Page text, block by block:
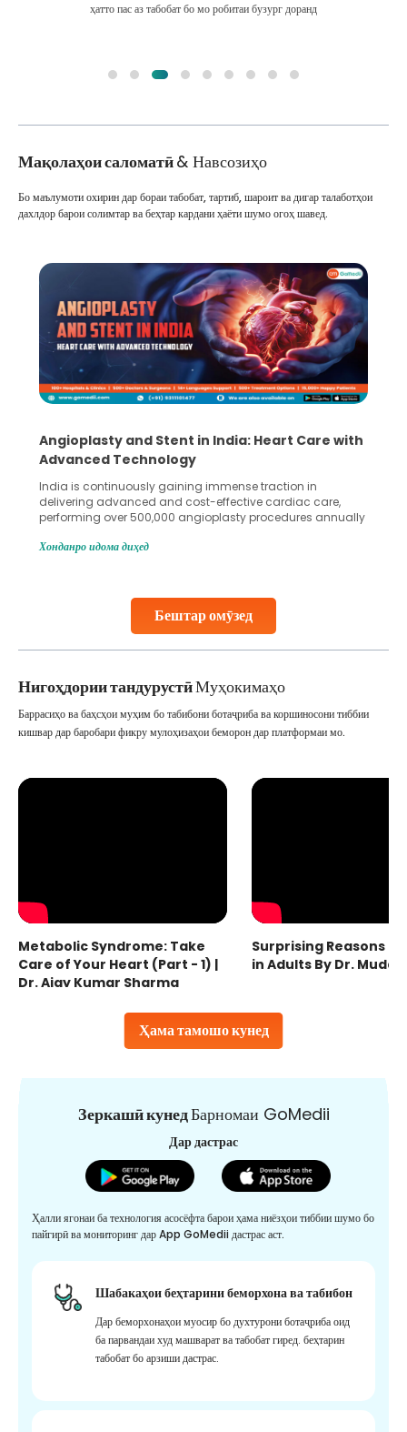
ҳатто пас аз табобат бо мо робитаи бузург доранд
Мақолаҳои саломатӣ& Навсозиҳо
Бештар омӯзед
Бо маълумоти охирин дар бораи табобат, тартиб, шароит ва дигар талаботҳои
дахлдор барои солимтар ва беҳтар кардани ҳаёти шумо огоҳ шавед.
Angioplasty and Stent in India: Heart Care with
Advanced Technology
India is continuously gaining immense traction in
delivering advanced and cost-effective cardiac care,
performing over 500,000 angioplasty procedures annually
globe are searching for treatments like angioplasty and
Studies, such as one published
Хонданро идома диҳед
Нигоҳдории тандурустӣМуҳокимаҳо
Ҳама тамошо кунед
Баррасиҳо ва баҳсҳои муҳим бо табибони ботаҷриба ва коршиносони тиббии
кишвар дар баробари фикру мулоҳизаҳои беморон дар платформаи мо.
Metabolic Syndrome: Take
Care of Your Heart (Part - 1) |
Dr. Ajay Kumar Sharma
Surprising Reasons
in Adults By Dr.
Зеркашӣ кунедБарномаи GoMedii
Дар дастрас
Ҳалли ягонаи ба технология асосёфта барои ҳама ниёзҳои тиббии шумо бо
пайгирӣ ва мониторинг дар App GoMedii дастрас аст.
Шабакаҳои беҳтарини беморхона ва табибон
Дар беморхонаҳои муосир бо духтурони ботаҷриба оид
ба парвандаи худ машварат ва табобат гиред. беҳтарин
табобат бо арзиши дастрас.